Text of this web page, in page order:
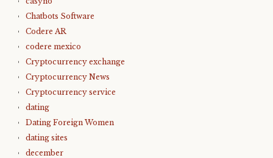
Chatbots Software
Codere AR
codere mexico
Cryptocurrency exchange
Cryptocurrency News
Cryptocurrency service
dating
Dating Foreign Women
dating sites
december